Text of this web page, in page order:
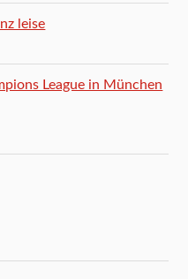
leise
League in München